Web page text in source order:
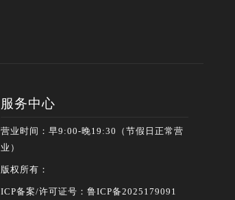
服务中心
营业时间：早9:00-晚19:30（节假日正常营
业）
版权所有：
ICP备案/许可证号：鲁ICP备2025179091